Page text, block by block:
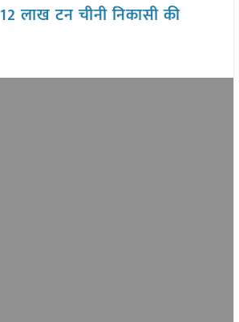
12 लाख टन चीनी निकासी की